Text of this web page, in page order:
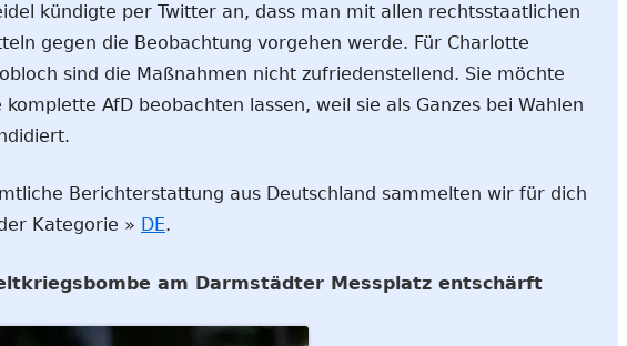
kündigte per Twitter an, dass man mit allen rechtsstaatlichen
gegen die Beobachtung vorgehen werde. Für Charlotte
sind die Maßnahmen nicht zufriedenstellend. Sie möchte
komplette AfD beobachten lassen, weil sie als Ganzes bei Wahlen
Berichterstattung aus Deutschland sammelten wir für dich
Kategorie » DE.
am Darmstädter Messplatz entschärft